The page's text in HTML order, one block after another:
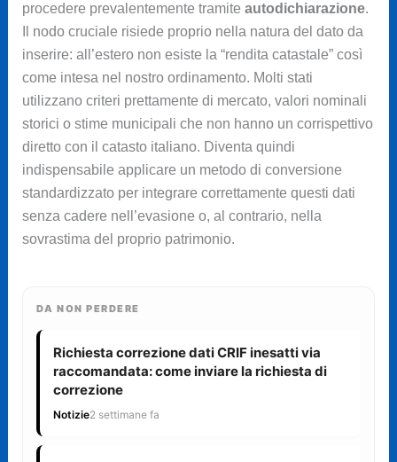
procedere prevalentemente tramite autodichiarazione.
Il nodo cruciale risiede proprio nella natura del dato da
inserire: all’estero non esiste la “rendita catastale” così
come intesa nel nostro ordinamento. Molti stati
utilizzano criteri prettamente di mercato, valori nominali
storici o stime municipali che non hanno un corrispettivo
diretto con il catasto italiano. Diventa quindi
indispensabile applicare un metodo di conversione
standardizzato per integrare correttamente questi dati
senza cadere nell’evasione o, al contrario, nella
sovrastima del proprio patrimonio.
DA NON PERDERE
Richiesta correzione dati CRIF inesatti via
raccomandata: come inviare la richiesta di
correzione
Notizie2 settimane fa